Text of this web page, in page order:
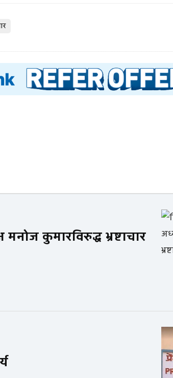
कुमारविरुद्ध भ्रष्टाचार